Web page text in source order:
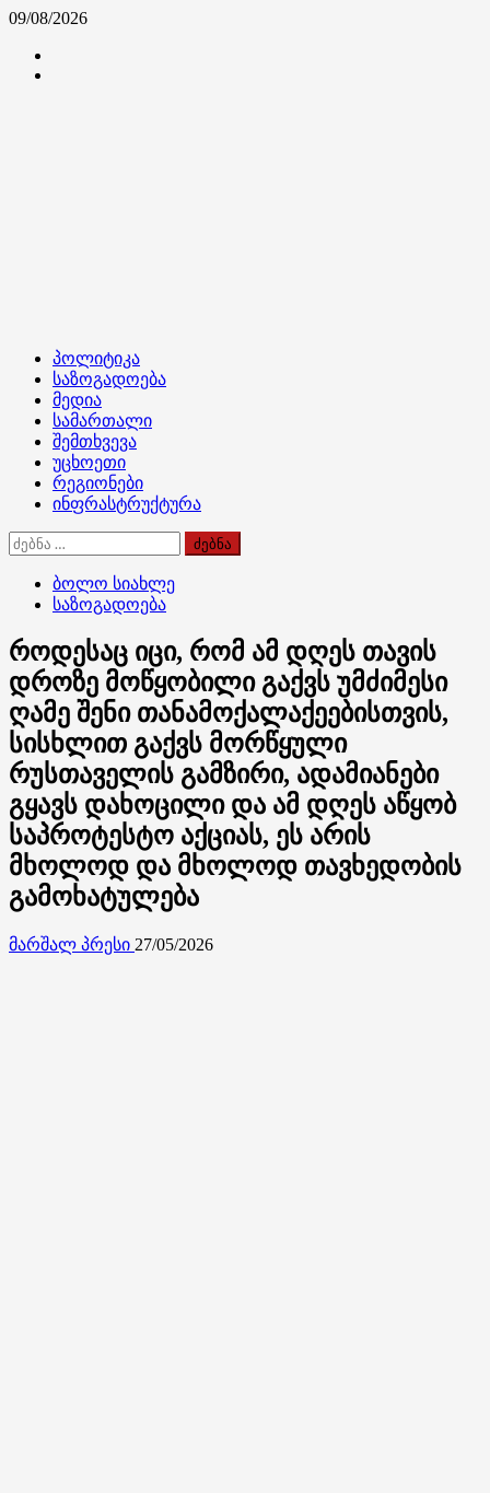
Skip
content
09/08/2026
Primary
Menu
პოლიტიკა
საზოგადოება
მედია
სამართალი
შემთხვევა
უცხოეთი
რეგიონები
ინფრასტრუქტურა
ძებნა:
ბოლო სიახლე
საზოგადოება
როდესაც იცი, რომ ამ დღეს თავის
დროზე მოწყობილი გაქვს უმძიმესი
ღამე შენი თანამოქალაქეებისთვის,
სისხლით გაქვს მორწყული
რუსთაველის გამზირი, ადამიანები
გყავს დახოცილი და ამ დღეს აწყობ
საპროტესტო აქციას, ეს არის
მხოლოდ და მხოლოდ თავხედობის
გამოხატულება
მარშალ პრესი 27/05/2026